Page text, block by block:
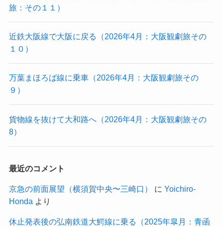
旅：その１１）
近鉄大阪線で大阪に戻る（2026年4月：大阪観劇旅その
１０）
万葉まほろば線に乗車（2026年4月：大阪観劇旅その
９）
貨物線を抜けて大和路へ（2026年4月：大阪観劇旅その
8）
最近のコメント
京急の前面展望（横須賀中央〜三崎口） に Yoichiro-
Honda より
休止発表後の弘南鉄道大鰐線に乗る（2025年皐月：青函